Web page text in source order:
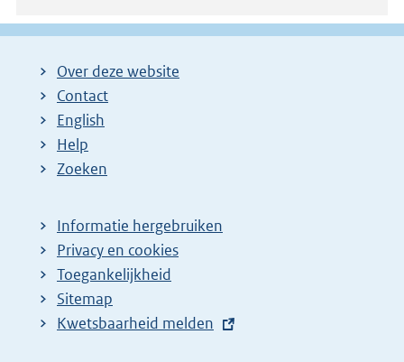
Over deze website
Contact
English
Help
Zoeken
Informatie hergebruiken
Privacy en cookies
Toegankelijkheid
Sitemap
E
Kwetsbaarheid melden